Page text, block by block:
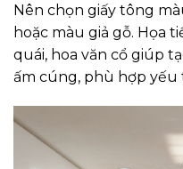
Nên chọn giấy tông
hoặc màu giả gỗ. Họa
quái, hoa văn cổ giúp
ấm cúng, phù hợp yếu